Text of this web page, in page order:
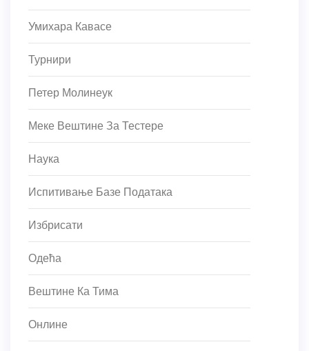
Умихара Кавасе
Турнири
Петер Молинеук
Меке Вештине За Тестере
Наука
Испитивање Базе Података
Избрисати
Одећа
Вештине Ка Тима
Онлине